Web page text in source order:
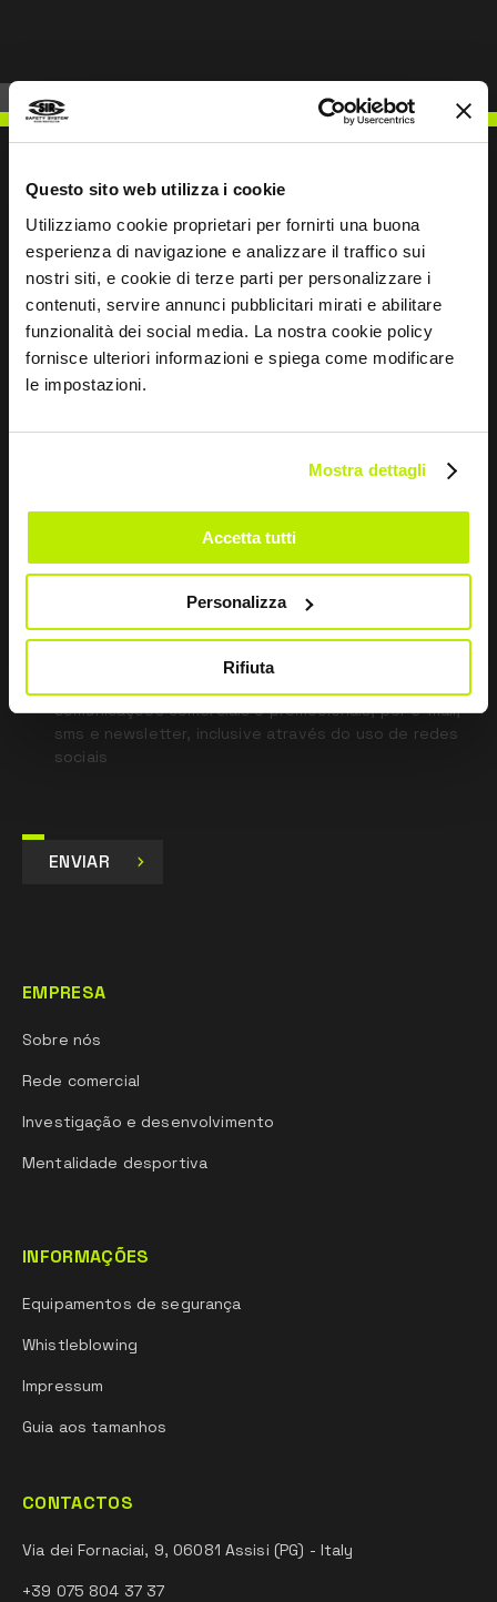
Questo sito web utilizza i cookie
Utilizziamo cookie proprietari per fornirti una buona
esperienza di navigazione e analizzare il traffico sui
nostri siti, e cookie di terze parti per personalizzare i
contenuti, servire annunci pubblicitari mirati e abilitare
funzionalità dei social media. La nostra cookie policy
fornisce ulteriori informazioni e spiega come modificare
le impostazioni.
Mostra dettagli
Accetta tutti
Personalizza
Rifiuta
ESCREVER PARA NÓS
Mantemo-nos em contacto
Leave
Li a Política de Privacidade
nos termos do art. 13 Regulamento UE 679/16.
Concordo
Dou o meu consentimento para o tratamento dos
comunicações comerciais e promocionais, por e-mail,
sms e newsletter, inclusive através do uso de redes
sociais
ENVIAR
EMPRESA
Sobre nós
Rede comercial
Investigação e desenvolvimento
Mentalidade desportiva
INFORMAÇÕES
Equipamentos de segurança
Whistleblowing
Impressum
Guia aos tamanhos
CONTACTOS
Via dei Fornaciai, 9, 06081 Assisi (PG) - Italy
+39 075 804 37 37